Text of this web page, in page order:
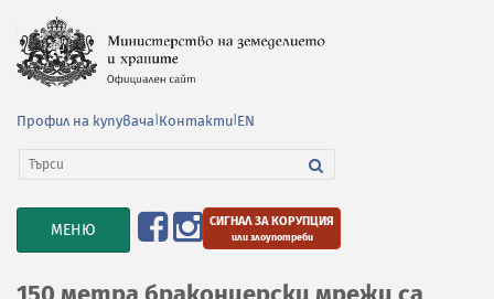
Профил на купувача Контакти EN
TOGGLE
NAVIGATION
МЕНЮ СИГНАЛ ЗА КОРУПЦИЯ
или злоупотреби